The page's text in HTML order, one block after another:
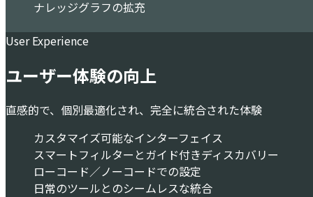
自社データ×AI。競争力につながる成長を加速。
ナレッジグラフの拡充
User Experience
ユーザー体験の向上
直感的で、個別最適化され、完全に統合された体験
カスタマイズ可能なインターフェイス
スマートフィルターとガイド付きディスカバリー
ローコード／ノーコードでの設定
日常のツールとのシームレスな統合